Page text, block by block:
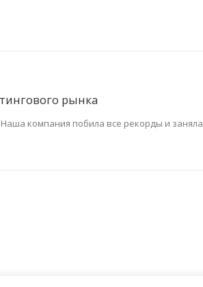
рынка
компания побила все рекорды и заняла